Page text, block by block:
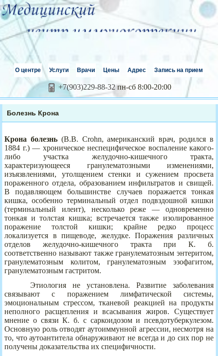
О центре Услуги Врачи Цены Адрес Запись на прием
+7(903)229-88-32 пн-сб 8:00-20:00
Болезнь Крона
Крона болезнь(В.В. Crohn, американский врач, родился в
1884 г.) — хроническое неспецифическое воспаление какого-
либо участка желудочно-кишечного тракта,
характеризующееся гранулематозными изменениями,
изъязвлениями, утолщением стенки и сужением просвета
пораженного отдела, образованием инфильтратов и свищей.
В подавляющем большинстве случаев поражается тонкая
кишка, особенно терминальный отдел подвздошной кишки
(терминальный илеит), несколько реже — одновременно
тонкая и толстая кишка; встречается также изолированное
поражение толстой кишки; крайне редко процесс
локализуется в пищеводе, желудке. Поражения различных
отделов желудочно-кишечного тракта при К. б.
соответственно называют также гранулематозным энтеритом,
гранулематозным колитом, гранулематозным эзофагитом,
гранулематозным гастритом.
Этиология не установлена. Развитие заболевания
связывают с поражением лимфатической системы,
эмоциональным стрессом, тканевой реакцией на продукты
неполного расщепления и всасывания жиров. Существует
мнение о связи К. б. с саркоидозом и псевдотуберкулезом.
Основную роль отводят аутоиммунной агрессии, несмотря на
то, что аутоантитела обнаруживают не всегда и до сих пор не
получены доказательства их специфичности.